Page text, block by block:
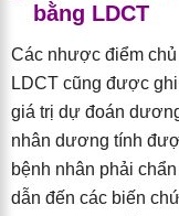
bằng LDCT
Các nhược điểm
LDCT cũng được
giá trị dự đoán
nhân dương tính
bệnh nhân phải
dẫn đến các biến